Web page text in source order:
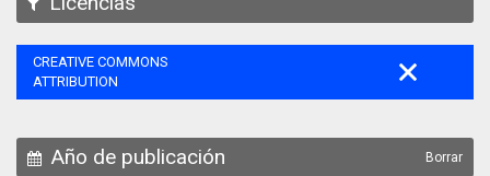
CREATIVE COMMONS
ATTRIBUTION
Año de publicación Borrar